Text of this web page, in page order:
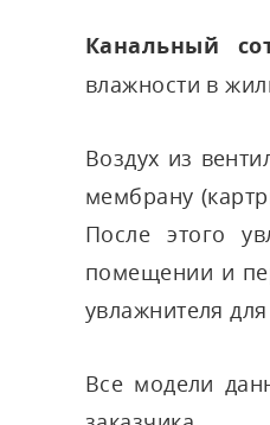
Канальный
влажности в
Воздух из
мембрану
После этого
помещении и
увлажнителя
Все модели